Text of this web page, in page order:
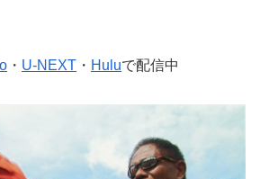
・ U-NEXT ・ Huluで配信中